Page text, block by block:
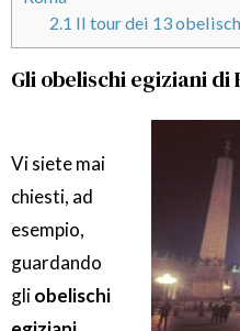
2.1 Il tour dei 13
Gli obelischi egiziani di
Vi siete mai
chiesti, ad
esempio,
guardando
gliobelischi